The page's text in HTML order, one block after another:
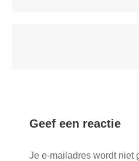
Geef een reactie
Je e-mailadres wordt niet